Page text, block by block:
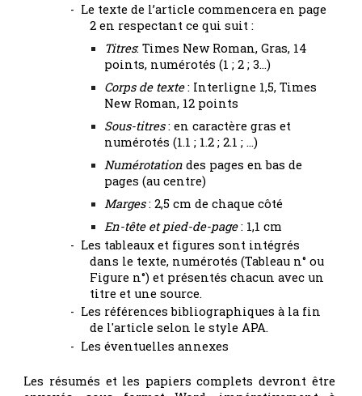
- Le texte de l’article commencera en page
2 en respectant ce qui suit :
Titres: Times New Roman, Gras, 14
points, numérotés (1 ; 2 ; 3…)
Corps de texte: Interligne 1,5, Times
New Roman, 12 points
Sous-titres: en caractère gras et
numérotés (1.1 ; 1.2 ; 2.1 ; …)
Numérotation des pages en bas de
pages (au centre)
Marges: 2,5 cm de chaque côté
En-tête et pied-de-page: 1,1 cm
- Les tableaux et figures sont intégrés
dans le texte, numérotés (Tableau n° ou
Figure n°) et présentés chacun avec un
titre et une source.
- Les références bibliographiques à la fin
de l'article selon le style APA.
- Les éventuelles annexes
Les résumés et les papiers complets devront être